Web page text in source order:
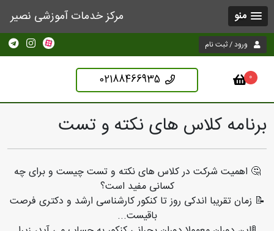
مرکز خدمات آموزشی نصیر منو
ورود / ثبت نام
0
02188466935
برنامه کلاس های نکته و تست
🤔 اهمیت شرکت در کلاس های نکته و تست چیست و برای چه
کسانی مفید است؟
📝 زمان تقریبا اندکی روز تا کنکور کارشناسی ارشد و دکتری فرصت
باقیست...